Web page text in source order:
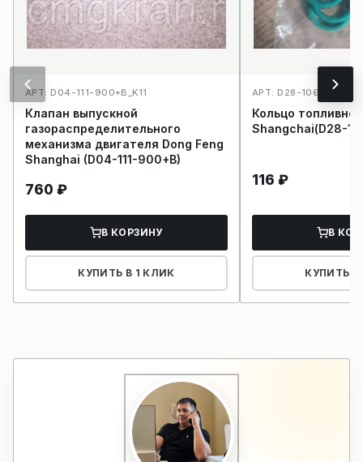
АРТ: D04-111-900+B_K11
Клапан выпускной
газораспределительного
механизма двигателя Dong Feng
Shanghai (D04-111-900+B)
760 ₽
В КОРЗИНУ
КУПИТЬ В 1 КЛИК
АРТ: D28-106-
Кольцо
Shangchai(D28-
116 ₽
В
КУПИТЬ В